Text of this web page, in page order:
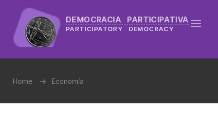
DEMOCRACIA PARTICIPATIVA
PARTICIPATORY DEMOCRACY
Home Economía